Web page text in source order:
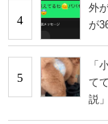
4
外
が
5
「
て
説